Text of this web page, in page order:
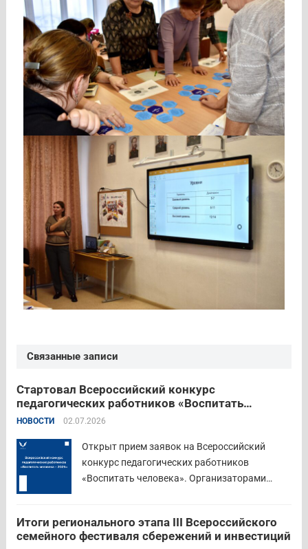
Связанные записи
Стартовал Всероссийский конкурс
педагогических работников «Воспитать
человека – 2026»
НОВОСТИ 02.07.2026
Открыт прием заявок на Всероссийский
конкурс педагогических работников
«Воспитать человека». Организаторами
Институт изучения детства, семьи и
воспитания и Российский детско-юношеский
Итоги регионального этапа III Всероссийского
семейного фестиваля сбережений и инвестиций